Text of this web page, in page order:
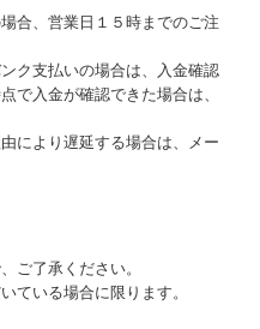
合、営業日１５時までのご注
ク支払いの場合は、入金確認
で入金が確認できた場合は、
により遅延する場合は、メー
ご了承ください。
ている場合に限ります。